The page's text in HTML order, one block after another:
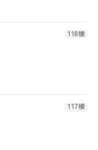
118楼
117楼